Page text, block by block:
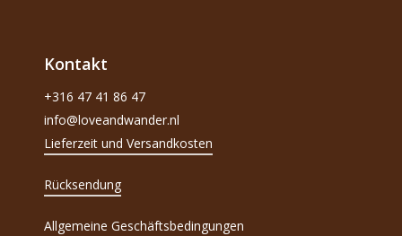
Kontakt
+316 47 41 86 47
info@loveandwander.nl
Lieferzeit und Versandkosten
Rücksendung
Allgemeine Geschäftsbedingungen